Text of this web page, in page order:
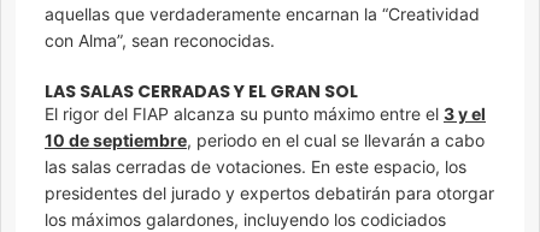
aquellas que verdaderamente encarnan la “Creatividad
con Alma”, sean reconocidas.
LAS SALAS CERRADAS Y EL GRAN SOL
El rigor del FIAP alcanza su punto máximo entre el 3 y el
10 de septiembre, periodo en el cual se llevarán a cabo
las salas cerradas de votaciones. En este espacio, los
presidentes del jurado y expertos debatirán para otorgar
los máximos galardones, incluyendo los codiciados